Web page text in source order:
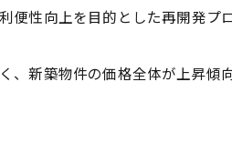
性向上を目的とした再開発プ
新築物件の価格全体が上昇傾